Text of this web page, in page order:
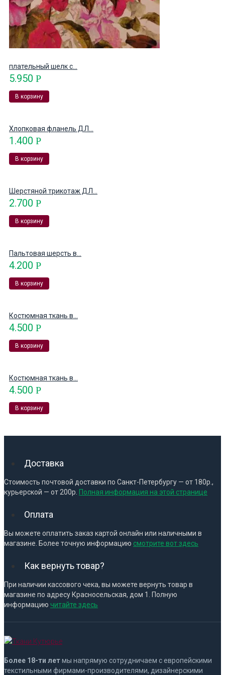
плательный шелк с...
5.950 Р
В корзину
Хлопковая фланель ДЛ...
1.400 Р
В корзину
Шерстяной трикотаж ДЛ...
2.700 Р
В корзину
Пальтовая шерсть в...
4.200 Р
В корзину
Костюмная ткань в...
4.500 Р
В корзину
Костюмная ткань в...
4.500 Р
В корзину
Доставка
Стоимость почтовой доставки по Санкт-Петербургу — от 180р.,
курьерской — от 200р. Полная информация на этой странице
Оплата
Вы можете оплатить заказ картой онлайн или наличными в
магазине. Более точную информацию смотрите вот здесь
Как вернуть товар?
При наличии кассового чека, вы можете вернуть товар в
магазине по адресу Красносельская, дом 1. Полную
информацию читайте здесь
Более 18-ти летмы напрямую сотрудничаем с европейскими
текстильными фирмами-производителями, дизайнерскими